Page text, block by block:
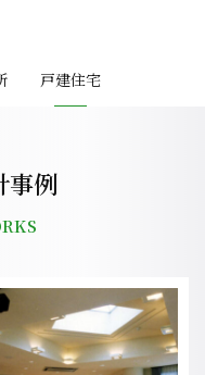
戸建住宅
事例